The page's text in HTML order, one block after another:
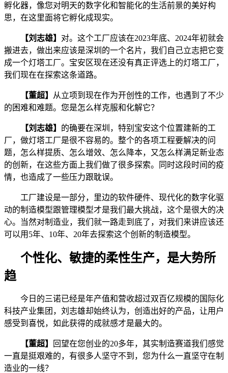
孵化器，像您对明天的数字化和智能化的生活前景的美好构
思，在这里面将它孵化成现实。
【刘志雄】 对。这个工厂应该在2023年底、2024年初就会
搬进去，做出来应该是深圳的一个名片，我们自己立志把它变
成一个灯塔工厂。宝安区现在还没有真正评选上的灯塔工厂，
我们现在在探索这条道路。
【董超】
从立项到现在作为开创性的工作，也遇到了不少
的困难和难题。您是怎么样克服和化解它？
【刘志雄】 的确要在深圳，特别宝安这个位置建新的工
厂，做灯塔工厂是很不容易的。整个的各项工程要解决的问
题，怎么样提质、怎么增效、怎么降本，又怎么样满足新业态
的创新，在这些方面上我们做了很多探索。同时这段时间的疫
情，也造成了一些压力跟耽误。
工厂建设是一部分，里边的软件硬件、现代化的数字化驱
动的制造模型跟管理模型才是我们最大挑战，这个是很大的决
心。当然对制造业，我们就一路走到底了，对我们来讲应该还
可以用5年、10年、20年去探索这个创新的制造模型。
个性化、敏捷的柔性生产，是大势所
趋
今日的三诺已经是年产值和营收超过双百亿规模的国际化
科技产业集团，刘志雄却始终认为，创造出好的产品，让用户
感受到喜悦，如此获得的成就感才是最大的。
【董超】
回望在您创业的20多年，其实制造赛道我们感觉
一直是挺艰难的，有很多人坚守不到，您为什么一直坚守在制
造业的一线？